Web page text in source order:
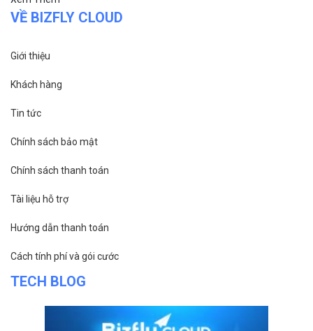
VỀ BIZFLY CLOUD
Giới thiệu
Khách hàng
Tin tức
Chính sách bảo mật
Chính sách thanh toán
Tài liệu hỗ trợ
Hướng dẫn thanh toán
Cách tính phí và gói cước
TECH BLOG